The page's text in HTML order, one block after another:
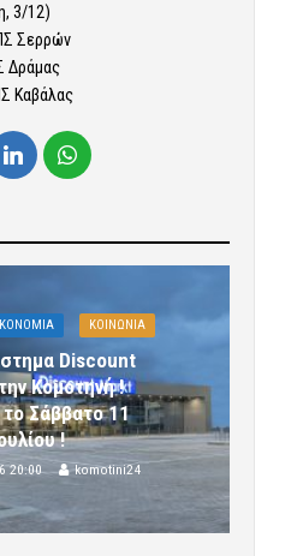
3/12)
Σερρών
Δράμας
Καβάλας
ΚΟΙΝΩΝΙΑ
Discount
Κομοτηνή !
το Σάββατο 11
!
20:00 komotini24